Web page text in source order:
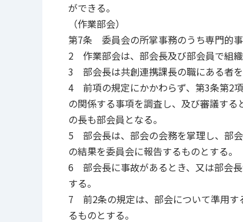
ができる。
（作業部会）
第7条 委員会の所掌事務のうち専門的事
2 作業部会は、部会長及び部会員で組織
3 部会長は共創連携課長の職にある者を
4 前項の規定にかかわらず、第3条第2
の関係する事項を調査し、及び審議す
の長も部会員となる。
5 部会長は、部会の会務を掌理し、部
の結果を委員会に報告するものとする。
6 部会長に事故があるとき、又は部会
する。
7 前2条の規定は、部会について準用す
るものとする。